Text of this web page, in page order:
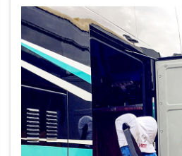
özelleştirme sürecinin